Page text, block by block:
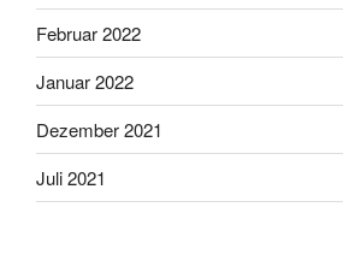
Februar 2022
Januar 2022
Dezember 2021
Juli 2021